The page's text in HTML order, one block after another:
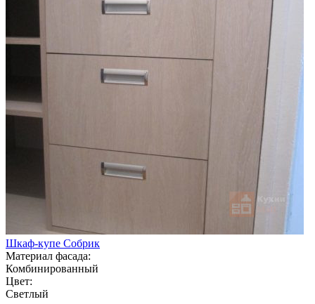
Шкаф-купе Собрик
Материал фасада:
Комбинированный
Цвет:
Светлый